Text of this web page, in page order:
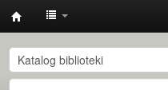
Instytut
Etnologii
i